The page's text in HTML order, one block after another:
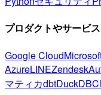
プロダクトやサービ
Google Cloud
AzureLINEZendesk
マティカdbtDuckDB